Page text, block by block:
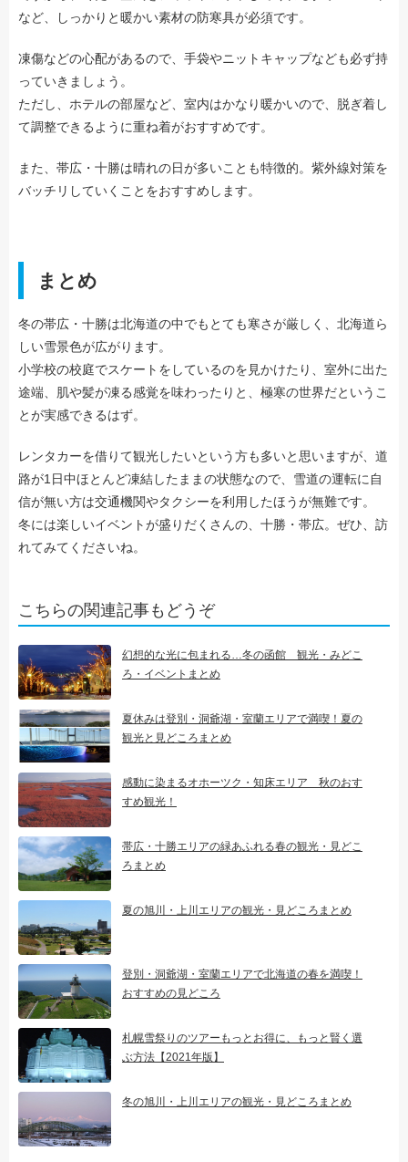
など、しっかりと暖かい素材の防寒具が必須です。
凍傷などの心配があるので、手袋やニットキャップなども必ず持
っていきましょう。
ただし、ホテルの部屋など、室内はかなり暖かいので、脱ぎ着し
て調整できるように重ね着がおすすめです。
また、帯広・十勝は晴れの日が多いことも特徴的。紫外線対策を
バッチリしていくことをおすすめします。
まとめ
冬の帯広・十勝は北海道の中でもとても寒さが厳しく、北海道ら
しい雪景色が広がります。
小学校の校庭でスケートをしているのを見かけたり、室外に出た
途端、肌や髪が凍る感覚を味わったりと、極寒の世界だというこ
とが実感できるはず。
レンタカーを借りて観光したいという方も多いと思いますが、道
路が1日中ほとんど凍結したままの状態なので、雪道の運転に自
信が無い方は交通機関やタクシーを利用したほうが無難です。
冬には楽しいイベントが盛りだくさんの、十勝・帯広。ぜひ、訪
れてみてくださいね。
こちらの関連記事もどうぞ
幻想的な光に包まれる…冬の函館 観光・みどこ
ろ・イベントまとめ
夏休みは登別・洞爺湖・室蘭エリアで満喫！夏の
観光と見どころまとめ
感動に染まるオホーツク・知床エリア 秋のおす
すめ観光！
帯広・十勝エリアの緑あふれる春の観光・見どこ
ろまとめ
夏の旭川・上川エリアの観光・見どころまとめ
登別・洞爺湖・室蘭エリアで北海道の春を満喫！
おすすめの見どころ
札幌雪祭りのツアーもっとお得に、もっと賢く選
ぶ方法【2021年版】
冬の旭川・上川エリアの観光・見どころまとめ